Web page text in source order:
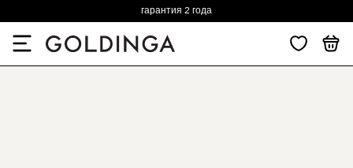
гарантия 2 года